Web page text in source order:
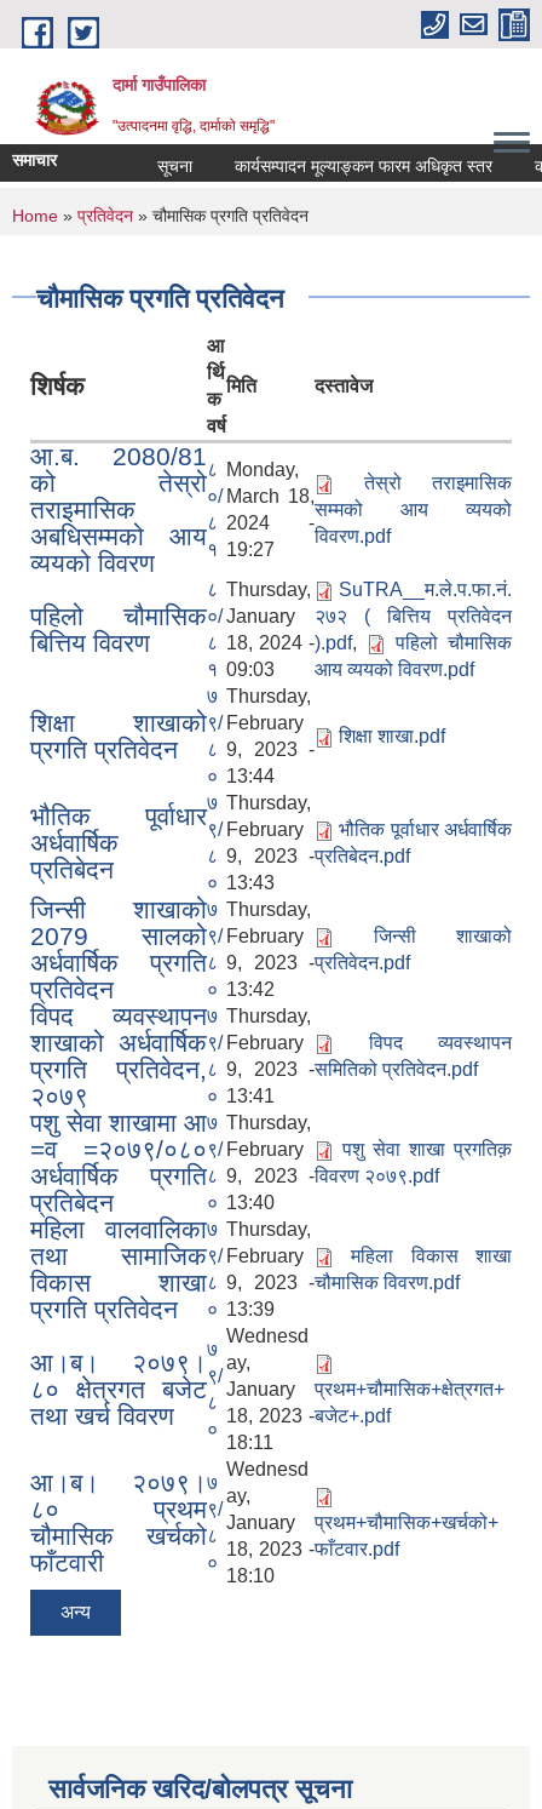
Skip to main content
दार्मा गाउँपालिका
"उत्पादनमा वृद्धि, दार्माको समृद्धि"
समाचार कार्यसम्पादन मूल्याङ्कन फारम अधिकृत स्तर
You are here
Home » प्रतिवेदन » चौमासिक प्रगति प्रतिवेदन
चौमासिक प्रगति प्रतिवेदन
शिर्षक
आ
र्थि
क
वर्ष
मिति दस्तावेज
आ.ब. 2080/81
को तेस्रो
तराइमासिक
अबधिसम्मको आय
व्ययको विवरण
८
०/
८
१
Monday,
March 18,
2024 -
19:27
तेस्रो तराइमासिक
सम्मको आय व्ययको
विवरण.pdf
पहिलो चौमासिक
बित्तिय विवरण
८
०/
८
१
Thursday,
January
18, 2024 -
09:03
SuTRA__म.ले.प.फा.नं.
२७२ ( बित्तिय प्रतिवेदन
).pdf,
पहिलो चौमासिक
आय व्ययको विवरण.pdf
शिक्षा शाखाको
प्रगति प्रतिवेदन
७
९/
८
०
Thursday,
February
9, 2023 -
13:44
शिक्षा शाखा.pdf
भौतिक पूर्वाधार
अर्धवार्षिक
प्रतिबेदन
७
९/
८
०
Thursday,
February
9, 2023 -
13:43
भौतिक पूर्वाधार अर्धवार्षिक
प्रतिबेदन.pdf
जिन्सी शाखाको
2079 सालको
अर्धवार्षिक प्रगति
प्रतिवेदन
७
९/
८
०
Thursday,
February
9, 2023 -
13:42
जिन्सी शाखाको
प्रतिवेदन.pdf
विपद व्यवस्थापन
शाखाको अर्धवार्षिक
प्रगति प्रतिवेदन,
२०७९
७
९/
८
०
Thursday,
February
9, 2023 -
13:41
विपद व्यवस्थापन
समितिको प्रतिवेदन.pdf
पशु सेवा शाखामा आ
=व =२०७९/०८०
अर्धवार्षिक प्रगति
प्रतिबेदन
७
९/
८
०
Thursday,
February
9, 2023 -
13:40
पशु सेवा शाखा प्रगतिक़
विवरण २०७९.pdf
महिला वालवालिका
तथा सामाजिक
विकास शाखा
प्रगति प्रतिवेदन
७
९/
८
०
Thursday,
February
9, 2023 -
13:39
महिला विकास शाखा
चौमासिक विवरण.pdf
आ।ब। २०७९।
८० क्षेत्रगत बजेट
तथा खर्च विवरण
७
९/
८
०
Wednesd
ay,
January
18, 2023 -
18:11
प्रथम+चौमासिक+क्षेत्रगत+
बजेट+.pdf
आ।ब। २०७९।
८० प्रथम
चौमासिक खर्चको
फाँटवारी
७
९/
८
०
Wednesd
ay,
January
18, 2023 -
18:10
प्रथम+चौमासिक+खर्चको+
फाँटवार.pdf
अन्य
सार्वजनिक खरिद/बोलपत्र सूचना